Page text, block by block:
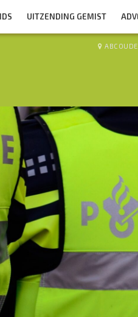
UITZENDING GEMIST
ABCOUDE